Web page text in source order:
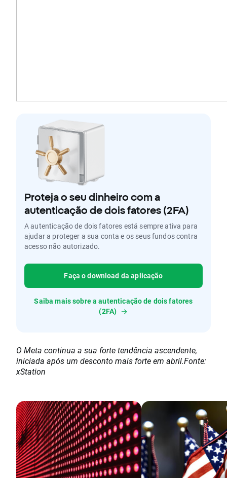
Proteja o seu dinheiro com a
autenticação de dois fatores (2FA)
A autenticação de dois fatores está sempre ativa para
ajudar a proteger a sua conta e os seus fundos contra
acesso não autorizado.
Faça o download da aplicação
Saiba mais sobre a autenticação de dois fatores
(2FA)
O Meta continua a sua forte tendência ascendente,
iniciada após um desconto mais forte em abril.Fonte:
xStation